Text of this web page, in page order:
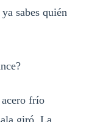
sabes quién
frío
giró. La